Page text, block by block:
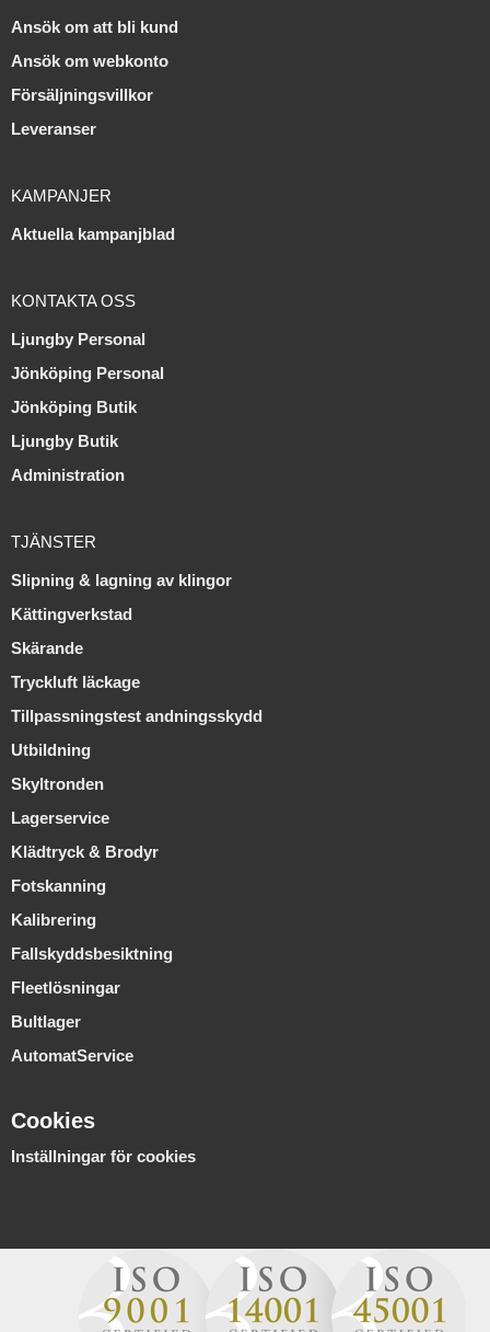
Ansök om att bli kund
Ansök om webkonto
Försäljningsvillkor
Leveranser
KAMPANJER
Aktuella kampanjblad
KONTAKTA OSS
Ljungby Personal
Jönköping Personal
Jönköping Butik
Ljungby Butik
Administration
TJÄNSTER
Slipning & lagning av klingor
Kättingverkstad
Skärande
Tryckluft läckage
Tillpassningstest andningsskydd
Utbildning
Skyltronden
Lagerservice
Klädtryck & Brodyr
Fotskanning
Kalibrering
Fallskyddsbesiktning
Fleetlösningar
Bultlager
AutomatService
Cookies
Inställningar för cookies